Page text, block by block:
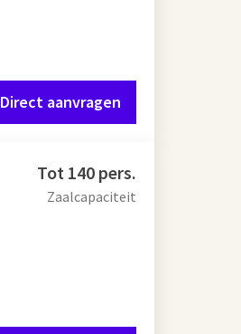
Direct aanvragen
Tot 140 pers.
Zaalcapaciteit